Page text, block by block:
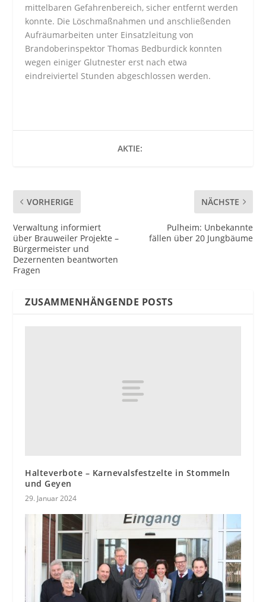
mittelbaren Gefahrenbereich, sicher entfernt werden
konnte. Die Löschmaßnahmen und anschließenden
Aufräumarbeiten unter Einsatzleitung von
Brandoberinspektor Thomas Bedburdick konnten
wegen einiger Glutnester erst nach etwa
eindreiviertel Stunden abgeschlossen werden.
AKTIE:
VORHERIGE
Verwaltung informiert
über Brauweiler Projekte –
Bürgermeister und
Dezernenten beantworten
Fragen
NÄCHSTE
Pulheim: Unbekannte
fällen über 20 Jungbäume
ZUSAMMENHÄNGENDE POSTS
Halteverbote – Karnevalsfestzelte in Stommeln
und Geyen
29. Januar 2024